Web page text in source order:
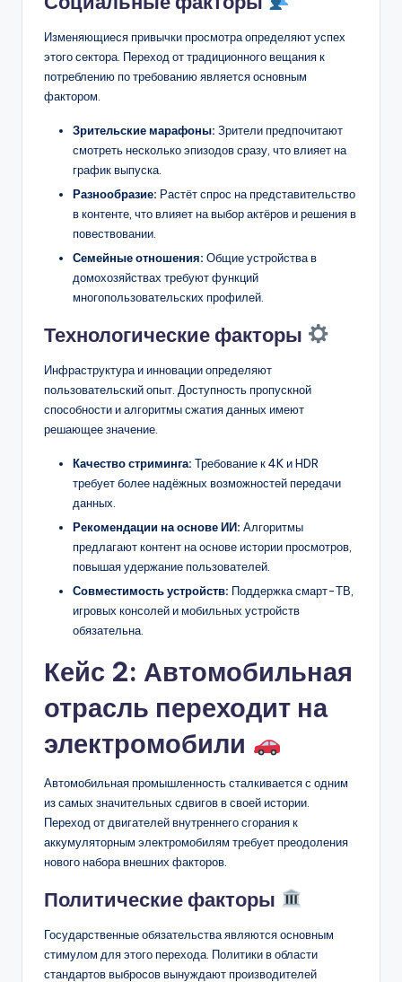
Изменяющиеся привычки просмотра определяют успех
этого сектора. Переход от традиционного вещания к
потреблению по требованию является основным
фактором.
Зрительские марафоны: Зрители предпочитают
смотреть несколько эпизодов сразу, что влияет на
график выпуска.
Разнообразие: Растёт спрос на представительство
в контенте, что влияет на выбор актёров и решения в
повествовании.
Семейные отношения: Общие устройства в
домохозяйствах требуют функций
многопользовательских профилей.
Технологические факторы
Инфраструктура и инновации определяют
пользовательский опыт. Доступность пропускной
способности и алгоритмы сжатия данных имеют
решающее значение.
Качество стриминга: Требование к 4K и HDR
требует более надёжных возможностей передачи
данных.
Рекомендации на основе ИИ: Алгоритмы
предлагают контент на основе истории просмотров,
повышая удержание пользователей.
Совместимость устройств: Поддержка смарт-ТВ,
игровых консолей и мобильных устройств
обязательна.
Кейс 2: Автомобильная
отрасль переходит на
электромобили
Автомобильная промышленность сталкивается с одним
из самых значительных сдвигов в своей истории.
Переход от двигателей внутреннего сгорания к
аккумуляторным электромобилям требует преодоления
нового набора внешних факторов.
Политические факторы
Государственные обязательства являются основным
стимулом для этого перехода. Политики в области
стандартов выбросов вынуждают производителей